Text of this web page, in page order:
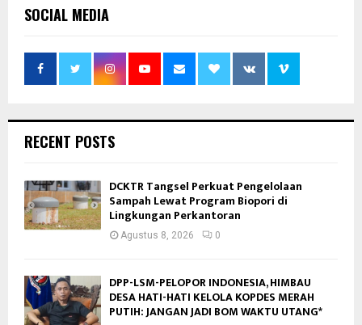
SOCIAL MEDIA
RECENT POSTS
DCKTR Tangsel Perkuat Pengelolaan
Sampah Lewat Program Biopori di
Lingkungan Perkantoran
Agustus 8, 2026 0
DPP-LSM-PELOPOR INDONESIA, HIMBAU
DESA HATI-HATI KELOLA KOPDES MERAH
PUTIH: JANGAN JADI BOM WAKTU UTANG*